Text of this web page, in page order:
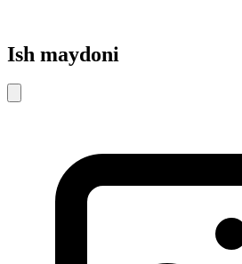
Ish maydoni